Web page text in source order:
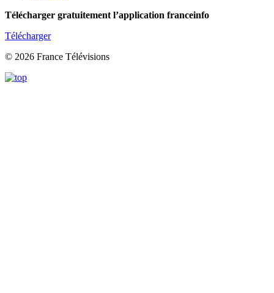
Télécharger gratuitement l’application franceinfo
Télécharger
© 2026 France Télévisions